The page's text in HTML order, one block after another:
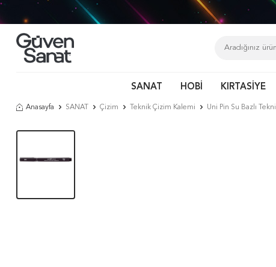
SANAT HOBİ KIRTASİYE
Anasayfa SANAT Çizim Teknik Çizim Kalemi Uni Pin Su Bazlı